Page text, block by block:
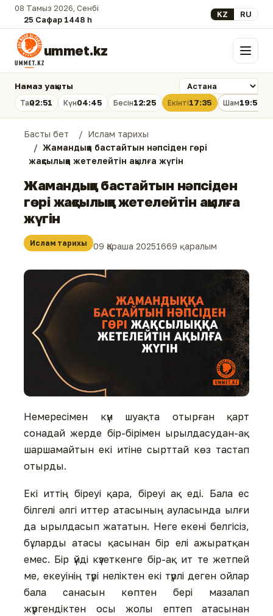
08 Тамыз 2026, Сенбі
25 Сафар 1448 һ.
Select your
KZ RU
ummet.kz Мәзір
Намаз уақыты
Таң02:51 Күн04:45 Бесін12:25 Екінті17:35 Шам19:54
Басты бет
Ислам тарихы
Жамандыққа бастайтын нәпсіден гөрі
жақсылыққа жетелейтін ақылға жүгін
Жамандыққа бастайтын нәпсіден
гөрі жақсылыққа жетелейтін ақылға
жүгін
Ислам тарихы 09 Қараша 20251669 қаралым
Немересімен күн шуақта отырған қарт
сонадай жерде бір-бірімен ырылдасудан-ақ
шаршамайтын екі итіне сырттай көз тастап
отырды.
Екі иттің біреуі қара, біреуі ақ еді. Бала ес
білгелі әлгі иттер атасының ауласында ылғи
да ырылдасып жататын. Неге екені белгісіз,
бұларды атасы қасынан бір елі ажыратқан
емес. Бір үйді күзеткенге бір-ақ ит те жетпей
ме, екеуінің түрі неліктен екі түрлі деген ойлар
бала санасын көптен бері мазалап
жүргендіктен осы жолы ептеп атасынан